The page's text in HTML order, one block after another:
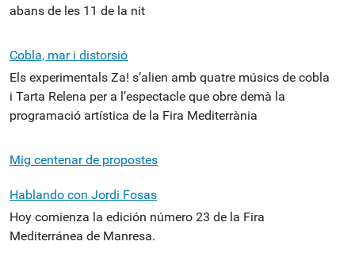
abans de les 11 de la nit
Cobla, mar i distorsió
Els experimentals Za! s’alien amb quatre músics de cobla
i Tarta Relena per a l’espectacle que obre demà la
programació artística de la Fira Mediterrània
Mig centenar de propostes
Hablando con Jordi Fosas
Hoy comienza la edición número 23 de la Fira
Mediterránea de Manresa.